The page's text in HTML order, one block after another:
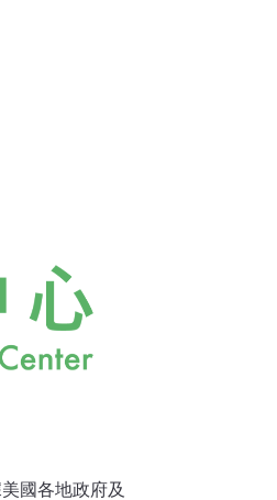
石化業，只為
走，污染留給
學物，硫氧化
國各地政府及